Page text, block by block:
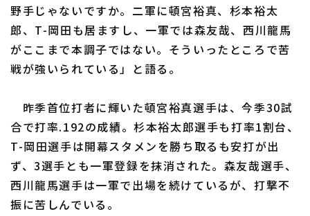
野手じゃないですか。二軍に頓宮裕真、杉本裕太
郎、T-岡田も居ますし、一軍では森友哉、西川龍馬
がここまで本調子ではない。そういったところで苦
戦が強いられている」と語る。
昨季首位打者に輝いた頓宮裕真選手は、今季30試
合で打率.192の成績。杉本裕太郎選手も打率1割台、
T-岡田選手は開幕スタメンを勝ち取るも安打が出
ず、3選手とも一軍登録を抹消された。森友哉選手、
西川龍馬選手は一軍で出場を続けているが、打撃不
振に苦しんでいる。